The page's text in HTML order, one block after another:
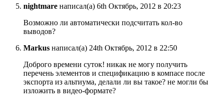
nightmare написал(а) 6th Октябрь, 2012 в 20:23
Возможно ли автоматически подсчитать кол-во
выводов?
Markus написал(а) 24th Октябрь, 2012 в 22:50
Доброго времени суток! никак не могу получить
перечень элементов и спецификацию в компасе после
экспорта из альтиума, делали ли вы такое? не могли бы
изложить в видео-формате?